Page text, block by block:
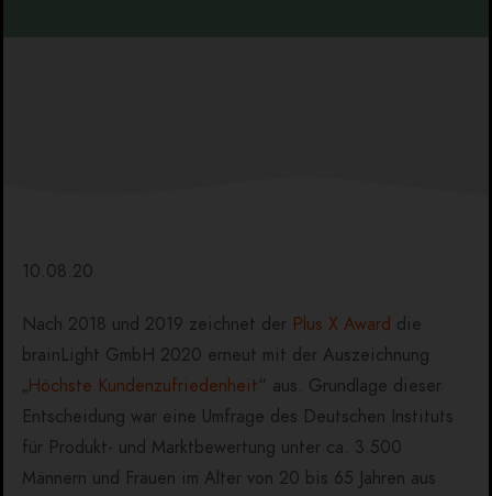
10.08.20
Nach 2018 und 2019 zeichnet der Plus X Award die
brainLight GmbH 2020 erneut mit der Auszeichnung
„ Höchste Kundenzufriedenheit“ aus. Grundlage dieser
Entscheidung war eine Umfrage des Deutschen Instituts
für Produkt- und Marktbewertung unter ca. 3.500
Männern und Frauen im Alter von 20 bis 65 Jahren aus